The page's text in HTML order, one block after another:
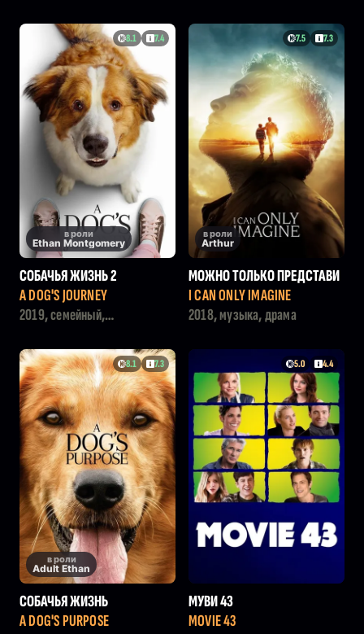
8.1 7.4
в роли
Ethan Montgomery
СОБАЧЬЯ ЖИЗНЬ 2
A DOG'S JOURNEY
2019, семейный,
7.5 7.3
в роли
Arthur
МОЖНО ТОЛЬКО ПРЕДСТАВИ
ТЬ
I CAN ONLY IMAGINE
2018, музыка, драма
8.1 7.3
в роли
Adult Ethan
СОБАЧЬЯ ЖИЗНЬ
A DOG'S PURPOSE
5.0 4.4
МУВИ 43
MOVIE 43